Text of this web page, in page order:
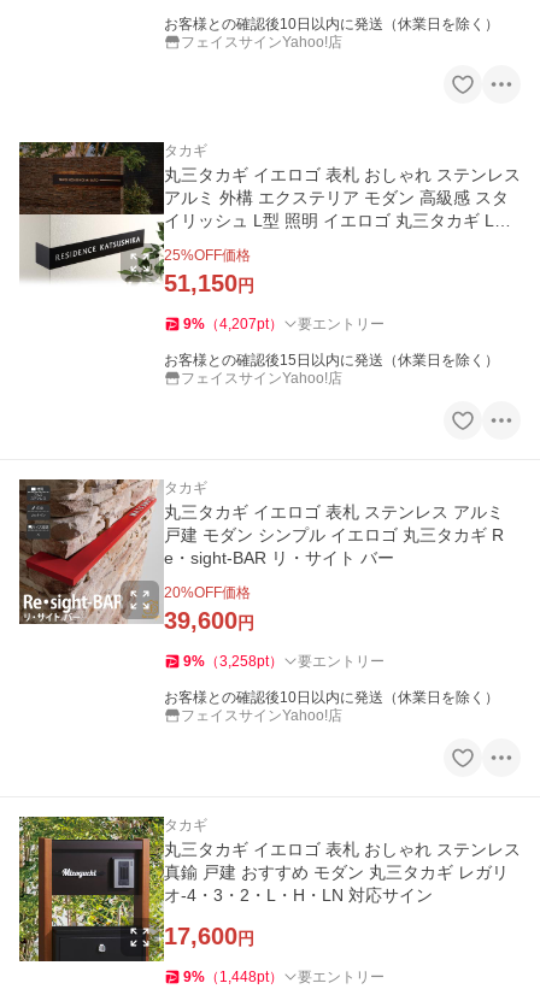
お客様との確認後10日以内に発送（休業日を除く）
フェイスサインYahoo!店
タカギ
丸三タカギ イエロゴ 表札 おしゃれ ステンレス
アルミ 外構 エクステリア モダン 高級感 スタ
イリッシュ L型 照明 イエロゴ 丸三タカギ L型
25%OFF価格
51,150円
9% （4,207pt） 要エントリー
お客様との確認後15日以内に発送（休業日を除く）
フェイスサインYahoo!店
タカギ
丸三タカギ イエロゴ 表札 ステンレス アルミ
戸建 モダン シンプル イエロゴ 丸三タカギ R
e・sight-BAR リ・サイト バー
20%OFF価格
39,600円
9% （3,258pt） 要エントリー
お客様との確認後10日以内に発送（休業日を除く）
フェイスサインYahoo!店
タカギ
丸三タカギ イエロゴ 表札 おしゃれ ステンレス
真鍮 戸建 おすすめ モダン 丸三タカギ レガリ
オ-4・3・2・L・H・LN 対応サイン
17,600円
9% （ 1,448pt） 要エントリー